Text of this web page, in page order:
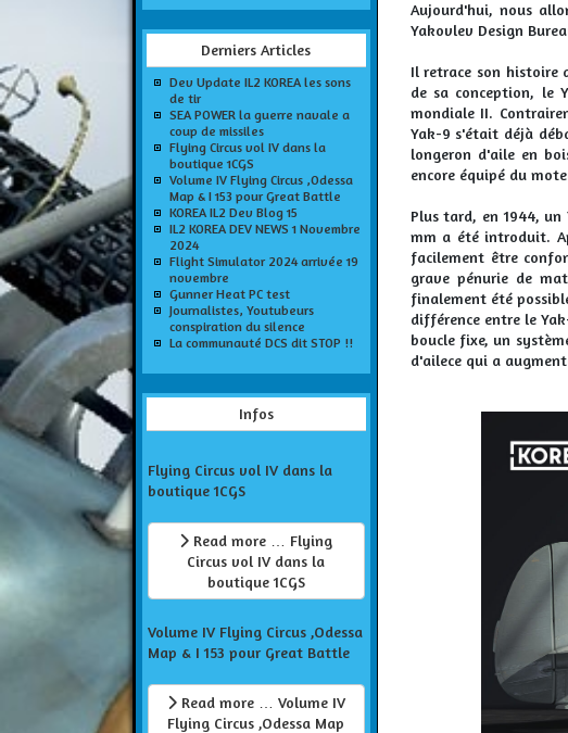
Derniers Articles
Dev Update IL2 KOREA les sons
de tir
SEA POWER la guerre navale a
coup de missiles
Flying Circus vol IV dans la
boutique 1CGS
Volume IV Flying Circus ,Odessa
Map & I 153 pour Great Battle
KOREA IL2 Dev Blog 15
IL2 KOREA DEV NEWS 1 Novembre
2024
Flight Simulator 2024 arrivée 19
novembre
Gunner Heat PC test
Journalistes, Youtubeurs
conspiration du silence
La communauté DCS dit STOP !!
Infos
Flying Circus vol IV dans la
boutique 1CGS
Read more … Flying
Circus vol IV dans la
boutique 1CGS
Volume IV Flying Circus ,Odessa
Map & I 153 pour Great Battle
Read more … Volume IV
Flying Circus ,Odessa Map
Aujourd'hui, nous
Yakovlev Design
Il retrace son histoire
de sa conception, le
mondiale II.
Yak-9 s'était déjà
longeron d'aile en
encore équipé du
Plus tard, en 1944, un
mm a été introduit.
facilement être
grave pénurie de
finalement été
différence entre le
boucle fixe, un
d'ailece qui a